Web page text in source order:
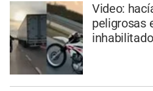
Video:
peligrosas